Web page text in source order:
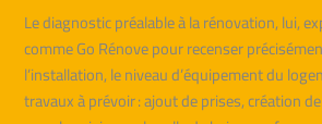
Le diagnostic préalable à la rénovation, lui,
comme Go Rénove pour recenser
l’installation, le niveau d’équipement du
travaux à prévoir : ajout de prises, création